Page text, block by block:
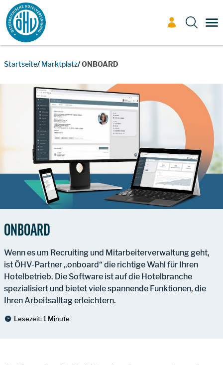
Zum Inhalt
Startseite Marktplatz ONBOARD
ONBOARD
Wenn es um Recruiting und Mitarbeiterverwaltung geht,
ist ÖHV-Partner „onboard“ die richtige Wahl für Ihren
Hotelbetrieb. Die Software ist auf die Hotelbranche
spezialisiert und bietet viele spannende Funktionen, die
Ihren Arbeitsalltag erleichtern.
Lesezeit:1 Minute